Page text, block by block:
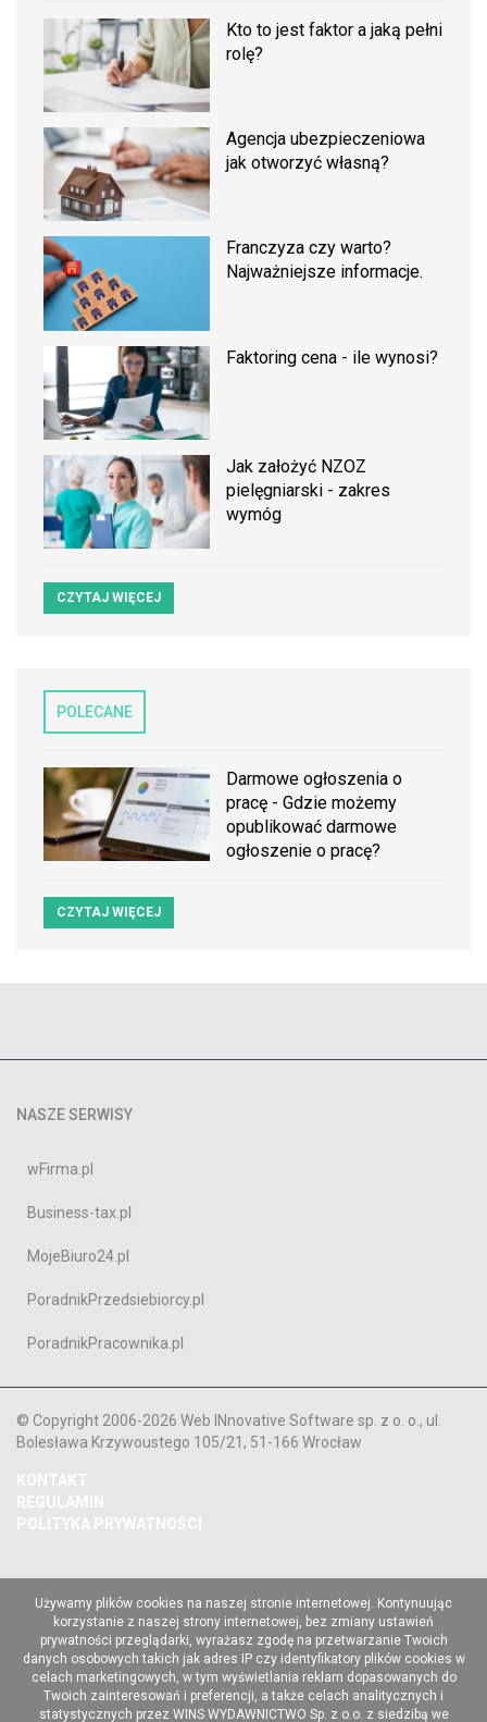
Kto to jest faktor a jaką pełni
rolę?
Agencja ubezpieczeniowa
jak otworzyć własną?
Franczyza czy warto?
Najważniejsze informacje.
Faktoring cena - ile wynosi?
Jak założyć NZOZ
pielęgniarski - zakres
wymóg
CZYTAJ WIĘCEJ
POLECANE
Darmowe ogłoszenia o
pracę - Gdzie możemy
opublikować darmowe
ogłoszenie o pracę?
CZYTAJ WIĘCEJ
NASZE SERWISY
wFirma.pl
Business-tax.pl
MojeBiuro24.pl
PoradnikPrzedsiebiorcy.pl
PoradnikPracownika.pl
© Copyright 2006-2026 Web INnovative Software sp. z o. o., ul.
Bolesława Krzywoustego 105/21, 51-166 Wrocław
KONTAKT
REGULAMIN
POLITYKA PRYWATNOŚCI
Używamy plików cookies na naszej stronie internetowej. Kontynuując
korzystanie z naszej strony internetowej, bez zmiany ustawień
prywatności przeglądarki, wyrażasz zgodę na przetwarzanie Twoich
danych osobowych takich jak adres IP czy identyfikatory plików cookies w
celach marketingowych, w tym wyświetlania reklam dopasowanych do
Twoich zainteresowań i preferencji, a także celach analitycznych i
statystycznych przez WINS WYDAWNICTWO Sp. z o.o. z siedzibą we